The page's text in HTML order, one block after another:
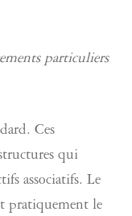
particuliers
Ces
qui
associatifs. Le
pratiquement le